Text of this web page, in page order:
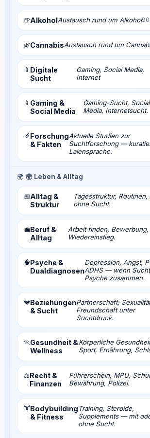
🍺AlkoholAustausch rund um Alkohol
🌿CannabisAustausch rund um
📱 Digitale
Sucht
Gaming, Social Media,
Internet
📱 Gaming &
Social Media
Gaming-Sucht, Social
Media, Internetsucht.
🔬 Forschung
& Fakten
Aktuelle Studien zur
Suchtforschung —
Laiensprache.
🌍 🌍 Leben & Alltag
📅Alltag &
Struktur
Tagesstruktur, Routinen,
ohne Sucht.
💼Beruf &
Alltag
Arbeit finden, Bewerbung,
Wiedereinstieg.
🧠Psyche &
Dualdiagnosen
Depression, Angst,
ADHS — wenn
Psyche zusammen.
💔Beziehungen
& Sucht
Partnerschaft,
Freundschaft unter
Suchtdruck.
🏃Gesundheit &
Wellness
Körperliche
Sport, Ernährung,
⚖️Recht &
Finanzen
Führerschein, MPU,
Bewährung, Polizei.
🏋️Bodybuilding
& Fitness
Training, Steroide,
Supplements — mit
ohne Sucht.